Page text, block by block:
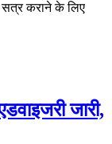
सत्र कराने के लिए
जारी,